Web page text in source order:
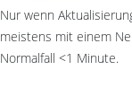
Nur wenn
meistens mit einem
Normalfall <1 Minute.